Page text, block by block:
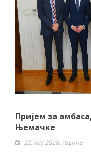
гориво
Захтјев
Ујић
ЈАВНИ
ЈАВНИ
Пријем за
Њемачке
22. мај 2026. године